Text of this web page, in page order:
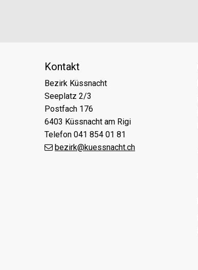
Kontakt
Bezirk Küssnacht
Seeplatz 2/3
Postfach 176
6403 Küssnacht am Rigi
Telefon 041 854 01 81
bezirk@kuessnacht.ch